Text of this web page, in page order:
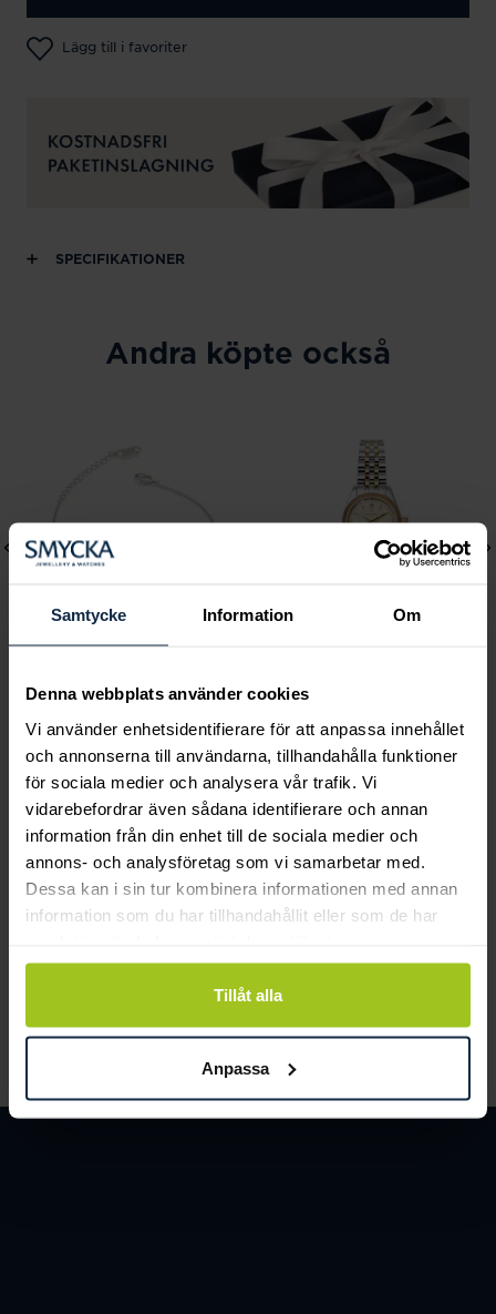
Samtycke Information Om
Denna webbplats använder cookies
Vi använder enhetsidentifierare för att anpassa innehållet
och annonserna till användarna, tillhandahålla funktioner
för sociala medier och analysera vår trafik. Vi
vidarebefordrar även sådana identifierare och annan
information från din enhet till de sociala medier och
annons- och analysföretag som vi samarbetar med.
Dessa kan i sin tur kombinera informationen med annan
information som du har tillhandahållit eller som de har
Tillåt alla
Anpassa
Lägg till i favoriter
SPECIFIKATIONER
Andra köpte också
Lily and Rose
Emily pearl bracelet -
Ivory
Pris:349 kr
349 kr
Mockberg
Royal Watch 28 mm
Pris:2 399 kr
2 399 kr
Smycka tar ansvar för ett hållbart
och människor.
LÄS MER